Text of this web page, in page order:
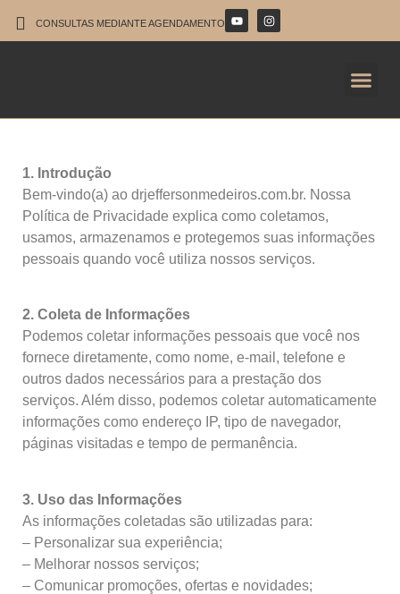
CONSULTAS MEDIANTE AGENDAMENTO
1. Introdução
Bem-vindo(a) ao drjeffersonmedeiros.com.br. Nossa
Política de Privacidade explica como coletamos,
usamos, armazenamos e protegemos suas informações
pessoais quando você utiliza nossos serviços.
2. Coleta de Informações
Podemos coletar informações pessoais que você nos
fornece diretamente, como nome, e-mail, telefone e
outros dados necessários para a prestação dos
serviços. Além disso, podemos coletar automaticamente
informações como endereço IP, tipo de navegador,
páginas visitadas e tempo de permanência.
3. Uso das Informações
As informações coletadas são utilizadas para:
– Personalizar sua experiência;
– Melhorar nossos serviços;
– Comunicar promoções, ofertas e novidades;